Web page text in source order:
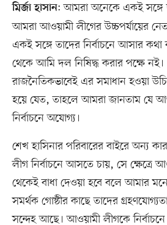
মির্জা হাসান: আমরা অনেকে একই সঙ্গে
আমরা আওয়ামী লীগের উচ্চপর্যায়ের
একই সঙ্গে তাদের নির্বাচনে আসার
থেকে আমি দল নিষিদ্ধ করার পক্ষে নই।
রাজনৈতিকভাবেই এর সমাধান হওয়া
হয়ে যেত, তাহলে আমরা জানতাম যে
নির্বাচনে অযোগ্য।
শেখ হাসিনার পরিবারের বাইরে অন্য
লীগ নির্বাচনে আসতে চায়, সে ক্ষেত্রে
থেকেই বাধা দেওয়া হবে বলে আমার
সমর্থক গোষ্ঠীর কাছে তাদের
সন্দেহ আছে। আওয়ামী লীগকে